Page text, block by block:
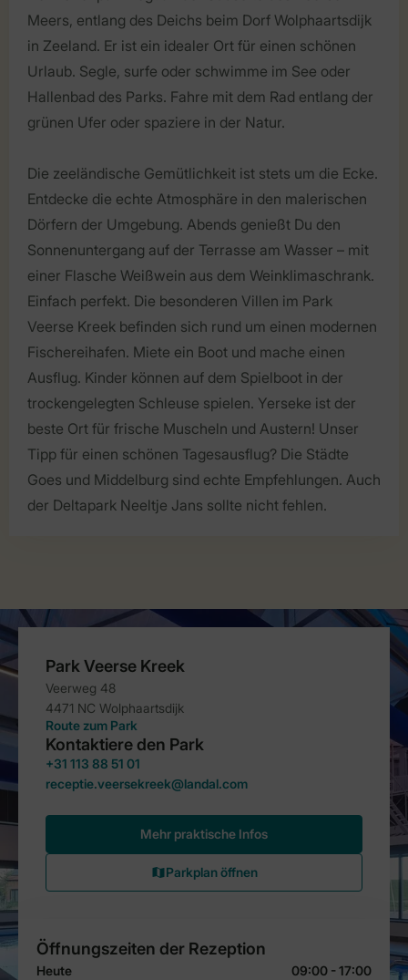
Meers, entlang des Deichs beim Dorf Wolphaartsdijk
in Zeeland. Er ist ein idealer Ort für einen schönen
Urlaub. Segle, surfe oder schwimme im See oder
Hallenbad des Parks. Fahre mit dem Rad entlang der
grünen Ufer oder spaziere in der Natur.
Die zeeländische Gemütlichkeit ist stets um die Ecke.
Entdecke die echte Atmosphäre in den malerischen
Dörfern der Umgebung. Abends genießt Du den
Sonnenuntergang auf der Terrasse am Wasser – mit
einer Flasche Weißwein aus dem Weinklimaschrank.
Einfach perfekt. Die besonderen Villen im Park
Veerse Kreek befinden sich rund um einen modernen
Fischereihafen. Miete ein Boot und mache einen
Ausflug. Kinder können auf dem Spielboot in der
trockengelegten Schleuse spielen. Yerseke ist der
beste Ort für frische Muscheln und Austern! Unser
Tipp für einen schönen Tagesausflug? Die Städte
Goes und Middelburg sind echte Empfehlungen. Auch
der Deltapark Neeltje Jans sollte nicht fehlen.